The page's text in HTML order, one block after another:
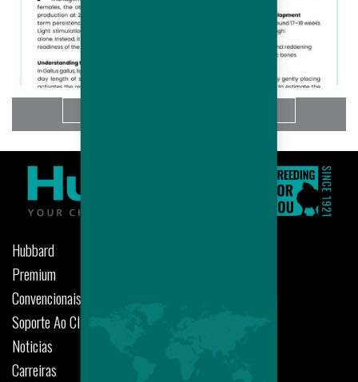
Hubbard
Premium
Convencionais
Soporte Ao Cliente
Noticias
Carreiras